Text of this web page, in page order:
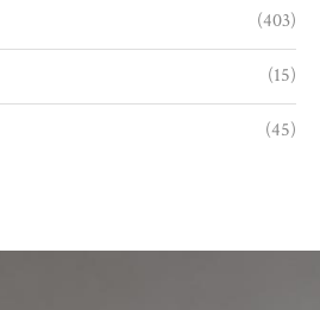
(403)
(15)
(45)